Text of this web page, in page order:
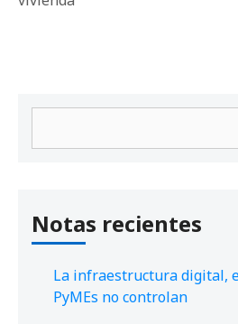
Notas recientes
La infraestructura digital,
PyMEs no controlan